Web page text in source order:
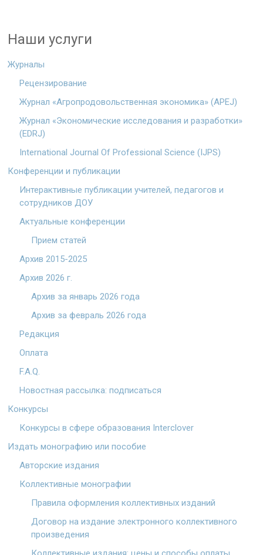
Наши услуги
Журналы
Рецензирование
Журнал «Агропродовольственная экономика» (APEJ)
Журнал «Экономические исследования и разработки»
(EDRJ)
International Journal Of Professional Science (IJPS)
Конференции и публикации
Интерактивные публикации учителей, педагогов и
сотрудников ДОУ
Актуальные конференции
Прием статей
Архив 2015-2025
Архив 2026 г.
Архив за январь 2026 года
Архив за февраль 2026 года
Редакция
Оплата
F.A.Q.
Новостная рассылка: подписаться
Конкурсы
Конкурсы в сфере образования Interclover
Издать монографию или пособие
Авторские издания
Коллективные монографии
Правила оформления коллективных изданий
Договор на издание электронного коллективного
произведения